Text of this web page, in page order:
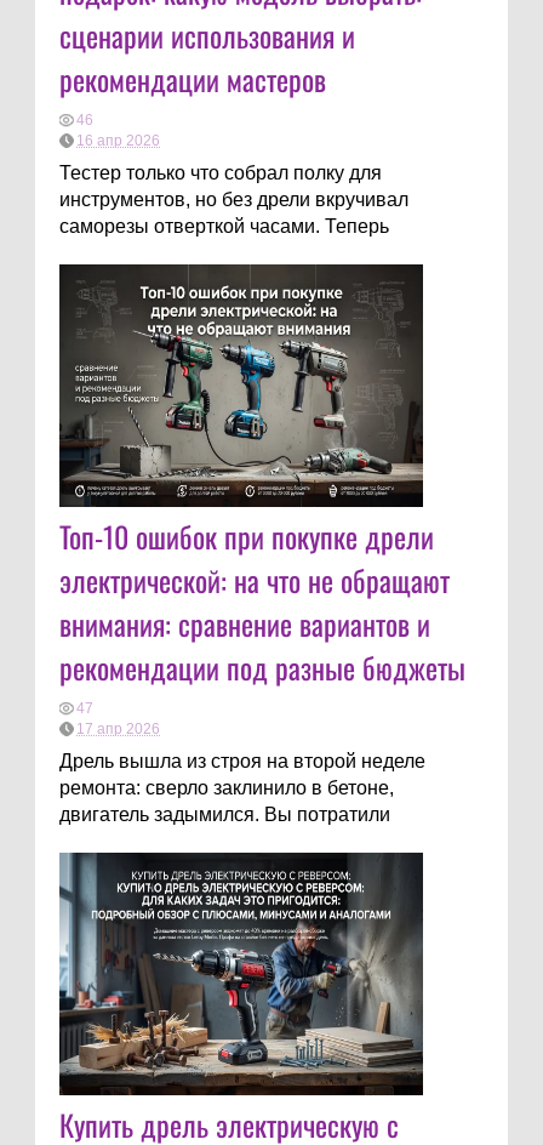
сценарии использования и
рекомендации мастеров
46
16 апр 2026
Тестер только что собрал полку для
инструментов, но без дрели вкручивал
саморезы отверткой часами. Теперь
Топ-10 ошибок при покупке дрели
электрической: на что не обращают
внимания: сравнение вариантов и
рекомендации под разные бюджеты
47
17 апр 2026
Дрель вышла из строя на второй неделе
ремонта: сверло заклинило в бетоне,
двигатель задымился. Вы потратили
Купить дрель электрическую с